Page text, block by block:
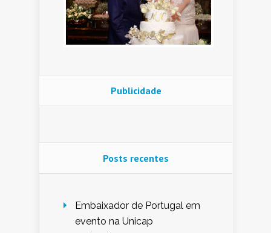
Publicidade
Posts recentes
Embaixador de Portugal em
evento na Unicap